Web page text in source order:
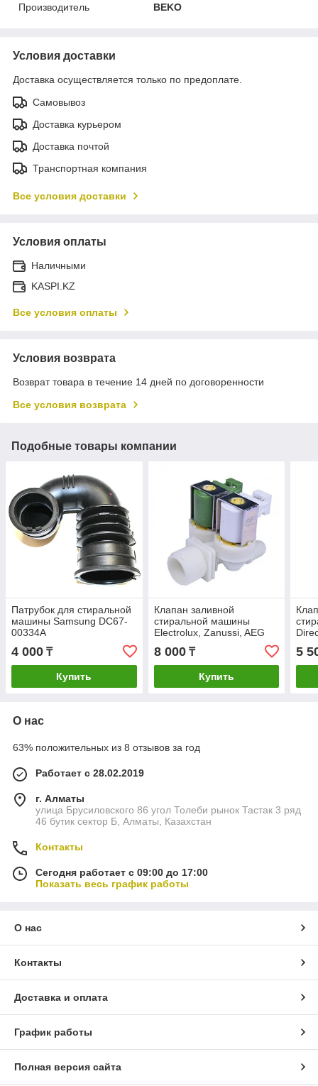
Производитель
BEKO
Условия доставки
Доставка осуществляется только по предоплате.
Самовывоз
Доставка курьером
Доставка почтой
Транспортная компания
Все условия доставки
Условия оплаты
Наличными
KASPI.KZ
Все условия оплаты
Условия возврата
Возврат товара в течение 14 дней по договоренности
Все условия возврата
Подобные товары компании
Патрубок для стиральной
машины Samsung DC67-
00334A
4 000 ₸
Купить
Клапан заливной
стиральной машины
Electrolux, Zanussi, AEG
2W-180, 3792260725
8 000₸
Купить
5
О нас
63% положительных из 8 отзывов за год
Работает с 28.02.2019
г. Алматы
улица Брусиловского 86 угол Толеби рынок Тастак 3 ряд
46 бутик сектор Б, Алматы, Казахстан
Контакты
Сегодня работает с 09:00 до 17:00
Показать весь график работы
О нас
Контакты
Доставка и оплата
График работы
Полная версия сайта